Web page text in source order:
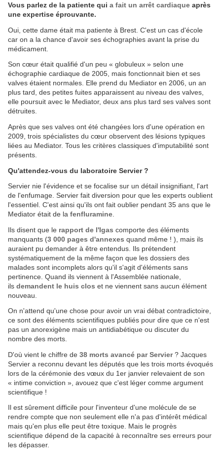
Vous parlez de la patiente qui a fait un arrêt cardiaque après
une expertise éprouvante.
Oui, cette dame était ma patiente à Brest. C'est un cas d'école
car on a la chance d'avoir ses échographies avant la prise du
médicament.
Son cœur était qualifié d'un peu « globuleux » selon une
échographie cardiaque de 2005, mais fonctionnait bien et ses
valves étaient normales. Elle prend du Mediator en 2006, un an
plus tard, des petites fuites apparaissent au niveau des valves,
elle poursuit avec le Mediator, deux ans plus tard ses valves sont
détruites.
Après que ses valves ont été changées lors d'une opération en
2009, trois spécialistes du cœur observent des lésions typiques
liées au Mediator. Tous les critères classiques d'imputabilité sont
présents.
Qu'attendez-vous du laboratoire Servier ?
Servier nie l'évidence et se focalise sur un détail insignifiant, l'art
de l'enfumage. Servier fait diversion pour que les experts oublient
l'essentiel. C'est ainsi qu'ils ont fait oublier pendant 35 ans que le
Mediator était de la fenfluramine
Ils disent que le rapport de l'Igas comporte des éléments
manquants (3 000 pages d'annexes quand même ! ), mais ils
auraient pu demander à être entendus. Ils prétendent
systématiquement de la même façon que les dossiers des
malades sont incomplets alors qu'il s'agit d'éléments sans
pertinence. Quand ils viennent à l'Assemblée nationale,
ils demandent le huis clos et ne viennent sans aucun élément
nouveau.
On n'attend qu'une chose pour avoir un vrai débat contradictoire,
ce sont des éléments scientifiques publiés pour dire que ce n'est
pas un anorexigène mais un antidiabétique ou discuter du
nombre des morts.
D'où vient le chiffre de 38 morts avancé par Servier? Jacques
Servier a reconnu devant les députés que les trois morts évoqués
lors de la cérémonie des vœux du 1er janvier relevaient de son
« intime conviction », avouez que c'est léger comme argument
scientifique !
Il est sûrement difficile pour l'inventeur d'une molécule de se
rendre compte que non seulement elle n'a pas d'intérêt médical
mais qu'en plus elle peut être toxique. Mais le progrès
scientifique dépend de la capacité à reconnaître ses erreurs pour
les dépasser.